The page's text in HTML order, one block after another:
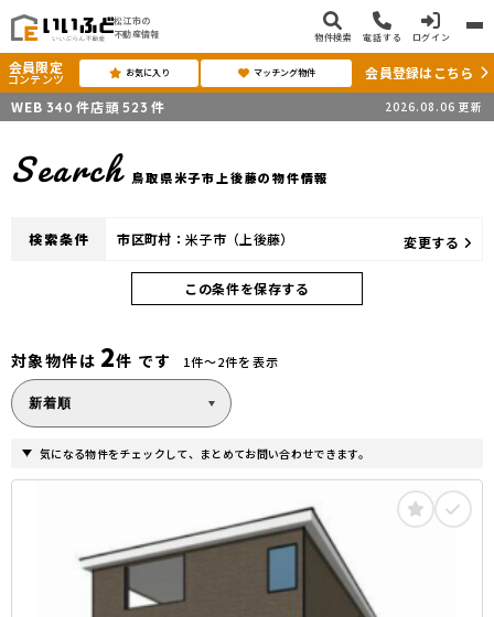
松江市の
不動産情報
物件検索 電話する ログイン
会員限定
コンテンツ お気に入り マッチング物件
会員登録はこちら
WEB 340 件店頭 523 件 2026.08.06 更新
Search 鳥取県米子市上後藤の物件情報
検索条件 市区町村： 米子市（上後藤） 変更する
この条件を保存する
対象物件は 2件 です 1件〜2件を表示
気になる物件をチェックして、まとめてお問い合わせできます。